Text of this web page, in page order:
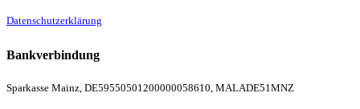
Datenschutzerklärung
Bankverbindung
Sparkasse Mainz, DE59550501200000058610, MALADE51MNZ